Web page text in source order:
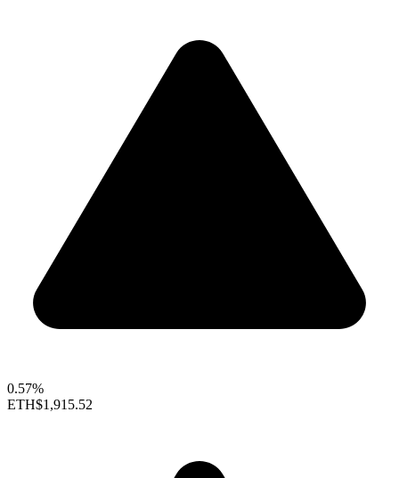
0.57%
ETH$1,915.52